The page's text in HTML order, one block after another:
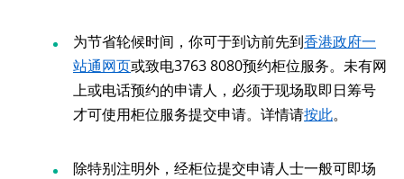
为节省轮候时间，你可于到访前先到香港政府一
站通网页或致电3763 8080预约柜位服务。未有网
上或电话预约的申请人，必须于现场取即日筹号
才可使用柜位服务提交申请。详情请按此。
除特别注明外，经柜位提交申请人士一般可即场